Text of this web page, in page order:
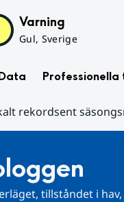
Varning
Gul, Sverige
rekordsent
tillståndet i